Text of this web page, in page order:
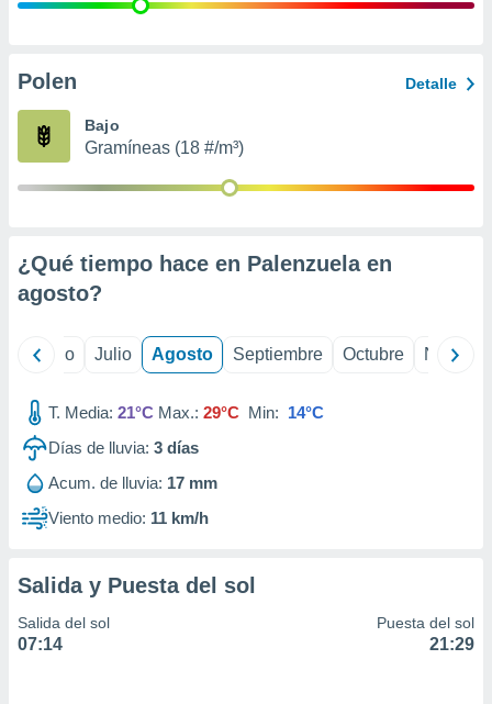
publicidad
de
Polen Detalle
Bajo
Gramíneas (18 #/m³)
¿Qué tiempo hace en Palenzuela en
agosto?
Junio Julio Agosto Septiembre Octubre
T. Media: 21°C Max.: 29°C Min: 14°C
Días de lluvia: 3 días
Acum. de lluvia: 17 mm
Viento medio: 11 km/h
Salida y Puesta del sol
Salida del sol
07:14
Puesta del sol
21:29